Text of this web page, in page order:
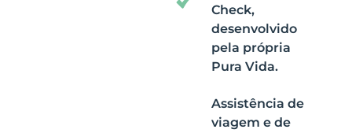
Check,
desenvolvido
pela própria
Pura Vida.
Assistência de
viagem e de